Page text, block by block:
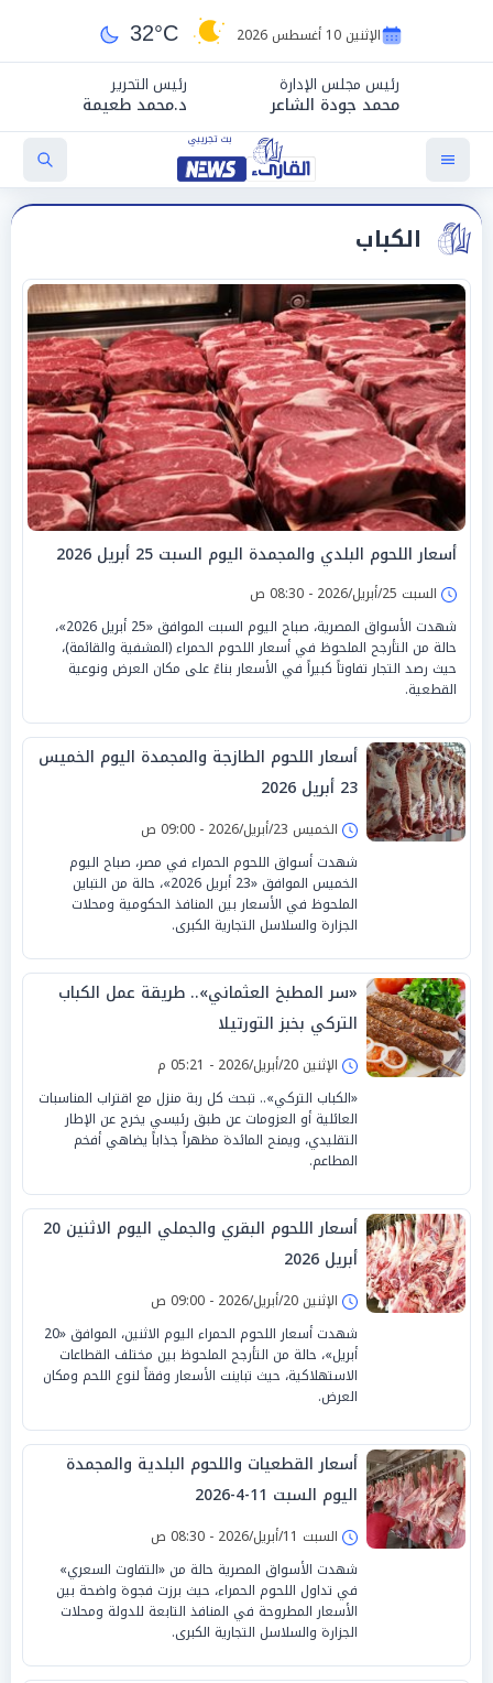
الإثنين 10 أغسطس 2026 32°C
رئيس مجلس الإدارة
محمد جودة الشاعر
رئيس التحرير
د.محمد طعيمة
الكباب
أسعار اللحوم البلدي والمجمدة اليوم السبت 25 أبريل 2026
السبت 25/أبريل/2026 - 08:30 ص
شهدت الأسواق المصرية، صباح اليوم السبت الموافق «25 أبريل 2026»،
حالة من التأرجح الملحوظ في أسعار اللحوم الحمراء (المشفية والقائمة)،
حيث رصد التجار تفاوتاً كبيراً في الأسعار بناءً على مكان العرض ونوعية
القطعية.
أسعار اللحوم الطازجة والمجمدة اليوم الخميس
23 أبريل 2026
الخميس 23/أبريل/2026 - 09:00 ص
شهدت أسواق اللحوم الحمراء في مصر، صباح اليوم
الخميس الموافق «23 أبريل 2026»، حالة من التباين
الملحوظ في الأسعار بين المنافذ الحكومية ومحلات
الجزارة والسلاسل التجارية الكبرى.
«سر المطبخ العثماني».. طريقة عمل الكباب
التركي بخبز التورتيلا
الإثنين 20/أبريل/2026 - 05:21 م
«الكباب التركي».. تبحث كل ربة منزل مع اقتراب المناسبات
العائلية أو العزومات عن طبق رئيسي يخرج عن الإطار
التقليدي، ويمنح المائدة مظهراً جذاباً يضاهي أفخم
المطاعم.
أسعار اللحوم البقري والجملي اليوم الاثنين 20
أبريل 2026
الإثنين 20/أبريل/2026 - 09:00 ص
شهدت أسعار اللحوم الحمراء اليوم الاثنين، الموافق «20
أبريل»، حالة من التأرجح الملحوظ بين مختلف القطاعات
الاستهلاكية، حيث تباينت الأسعار وفقاً لنوع اللحم ومكان
العرض.
أسعار القطعيات واللحوم البلدية والمجمدة
اليوم السبت 11-4-2026
السبت 11/أبريل/2026 - 08:30 ص
شهدت الأسواق المصرية حالة من «التفاوت السعري»
في تداول اللحوم الحمراء، حيث برزت فجوة واضحة بين
الأسعار المطروحة في المنافذ التابعة للدولة ومحلات
الجزارة والسلاسل التجارية الكبرى.